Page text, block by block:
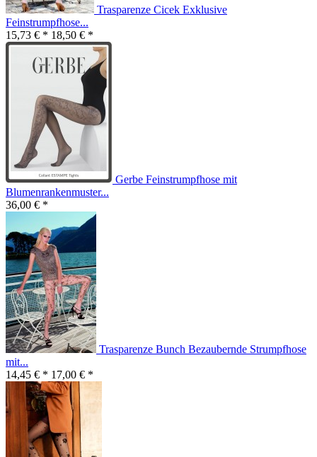
Trasparenze Cicek Exklusive
Feinstrumpfhose...
15,73 € * 18,50 € *
Gerbe Feinstrumpfhose mit
Blumenrankenmuster...
36,00 € *
Trasparenze Bunch Bezaubernde Strumpfhose
mit...
14,45 € * 17,00 € *